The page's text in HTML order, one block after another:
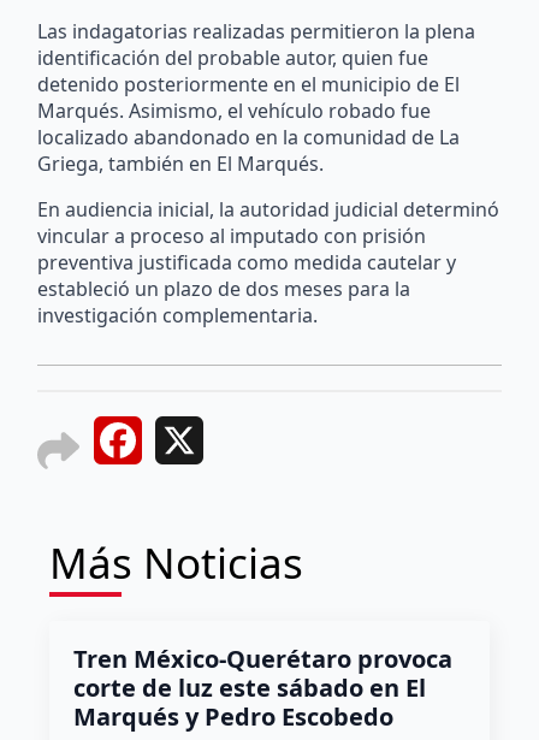
Las indagatorias realizadas permitieron la plena
identificación del probable autor, quien fue
detenido posteriormente en el municipio de El
Marqués. Asimismo, el vehículo robado fue
localizado abandonado en la comunidad de La
Griega, también en El Marqués.
En audiencia inicial, la autoridad judicial determinó
vincular a proceso al imputado con prisión
preventiva justificada como medida cautelar y
estableció un plazo de dos meses para la
investigación complementaria.
Facebook
Más Noticias
Tren México-Querétaro provoca
corte de luz este sábado en El
Marqués y Pedro Escobedo